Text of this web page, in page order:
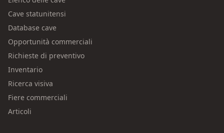
Cave statunitensi
Database cave
Opportunità commerciali
Richieste di preventivo
Inventario
Ricerca visiva
Fiere commerciali
Articoli